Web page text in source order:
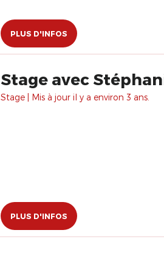
PLUS D'INFOS
Stage avec
Stage | Mis à jour il y a environ 3 ans.
PLUS D'INFOS